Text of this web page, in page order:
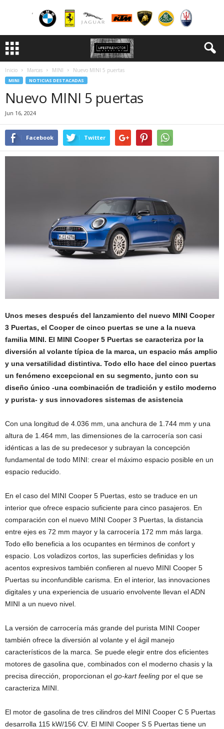
Inicio Marcas MINI Nuevo MINI 5 puertas
MINI NOTICIAS DESTACADAS
Nuevo MINI 5 puertas
Jun 16, 2024
Facebook Twitter
Unos meses después del lanzamiento del nuevo MINI Cooper
3 Puertas, el Cooper de cinco puertas se une a la nueva
familia MINI. El MINI Cooper 5 Puertas se caracteriza por la
diversión al volante típica de la marca, un espacio más amplio
y una versatilidad distintiva. Todo ello hace del cinco puertas
un fenómeno excepcional en su segmento, junto con su
diseño único -una combinación de tradición y estilo moderno
y purista- y sus innovadores sistemas de asistencia
Con una longitud de 4.036 mm, una anchura de 1.744 mm y una
altura de 1.464 mm, las dimensiones de la carrocería son casi
idénticas a las de su predecesor y subrayan la concepción
fundamental de todo MINI: crear el máximo espacio posible en un
espacio reducido.
En el caso del MINI Cooper 5 Puertas, esto se traduce en un
interior que ofrece espacio suficiente para cinco pasajeros. En
comparación con el nuevo MINI Cooper 3 Puertas, la distancia
entre ejes es 72 mm mayor y la carrocería 172 mm más larga.
Todo ello beneficia a los ocupantes en términos de confort y
espacio. Los voladizos cortos, las superficies definidas y los
acentos expresivos también confieren al nuevo MINI Cooper 5
Puertas su inconfundible carisma. En el interior, las innovaciones
digitales y una experiencia de usuario envolvente llevan el ADN
MINI a un nuevo nivel.
La versión de carrocería más grande del purista MINI Cooper
también ofrece la diversión al volante y el ágil manejo
característicos de la marca. Se puede elegir entre dos eficientes
motores de gasolina que, combinados con el moderno chasis y la
precisa dirección, proporcionan el go-kart feeling por el que se
caracteriza MINI.
El motor de gasolina de tres cilindros del MINI Cooper C 5 Puertas
desarrolla 115 kW/156 CV. El MINI Cooper S 5 Puertas tiene un